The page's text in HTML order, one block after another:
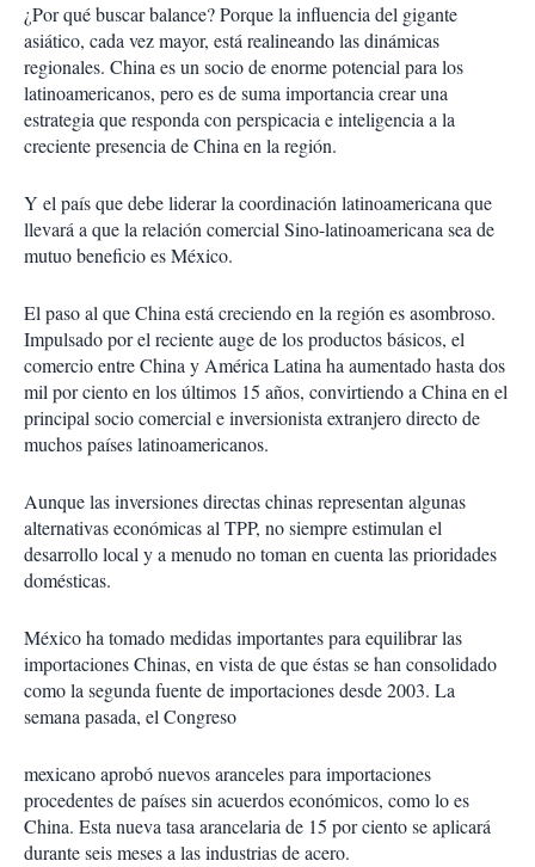
¿Por qué buscar balance? Porque la influencia del gigante
asiático, cada vez mayor, está realineando las dinámicas
regionales. China es un socio de enorme potencial para los
latinoamericanos, pero es de suma importancia crear una
estrategia que responda con perspicacia e inteligencia a la
creciente presencia de China en la región.
Y el país que debe liderar la coordinación latinoamericana que
llevará a que la relación comercial Sino-latinoamericana sea de
mutuo beneficio es México.
El paso al que China está creciendo en la región es asombroso.
Impulsado por el reciente auge de los productos básicos, el
comercio entre China y América Latina ha aumentado hasta dos
mil por ciento en los últimos 15 años, convirtiendo a China en el
principal socio comercial e inversionista extranjero directo de
muchos países latinoamericanos.
Aunque las inversiones directas chinas representan algunas
alternativas económicas al TPP, no siempre estimulan el
desarrollo local y a menudo no toman en cuenta las prioridades
domésticas.
México ha tomado medidas importantes para equilibrar las
importaciones Chinas, en vista de que éstas se han consolidado
como la segunda fuente de importaciones desde 2003. La
semana pasada, el Congreso
mexicano aprobó nuevos aranceles para importaciones
procedentes de países sin acuerdos económicos, como lo es
China. Esta nueva tasa arancelaria de 15 por ciento se aplicará
durante seis meses a las industrias de acero.